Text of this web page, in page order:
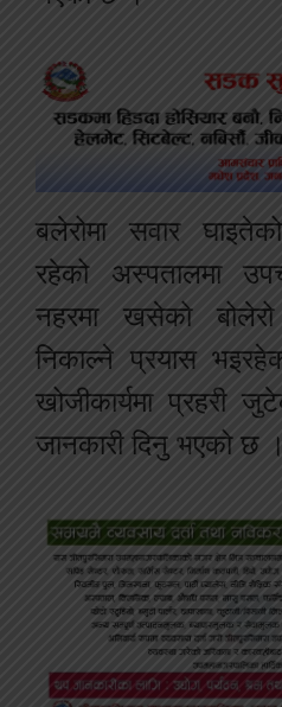
बलेरोमा सवार
रहेको अस्पतालमा
नहरमा खसेको
निकाल्ने प्रयास
खोजीकार्यमा प्रहरी
जानकारी दिनु भएको छ ।